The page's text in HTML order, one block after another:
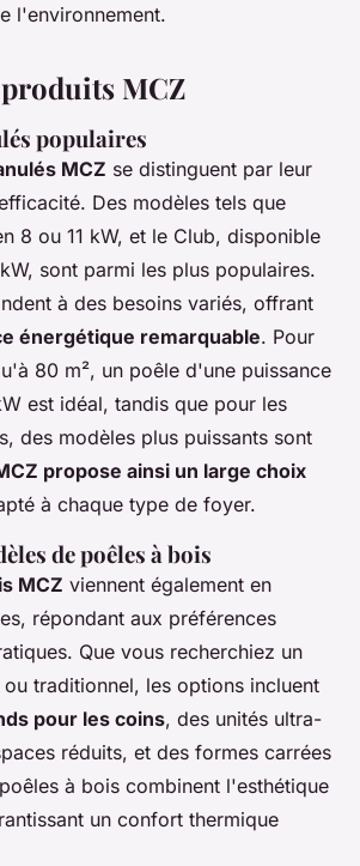
l'environnement.
MCZ
populaires
MCZ se distinguent par leur
Des modèles tels que
8 ou 11 kW, et le Club, disponible
sont parmi les plus populaires.
à des besoins variés, offrant
énergétique remarquable. Pour
80 m², un poêle d'une puissance
est idéal, tandis que pour les
des modèles plus puissants sont
propose ainsi un large choix
à chaque type de foyer.
de poêles à bois
MCZ viennent également en
répondant aux préférences
Que vous recherchiez un
traditionnel, les options incluent
pour les coins, des unités ultra-
réduits, et des formes carrées
à bois combinent l'esthétique
un confort thermique